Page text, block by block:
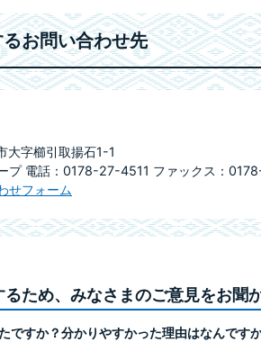
お問い合わせ先
大字櫛引取揚石1-1
プ 電話：0178-27-4511 ファックス：
せフォーム
ため、みなさまのご意見をお聞
ですか？分かりやすかった理由はなんです